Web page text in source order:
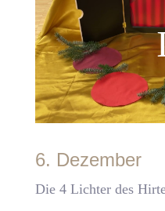
6. Dezember
Die 4 Lichter des